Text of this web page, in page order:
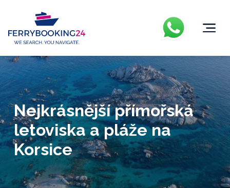
Nejkrásnější přímořská
letoviska a pláže na
Korsice